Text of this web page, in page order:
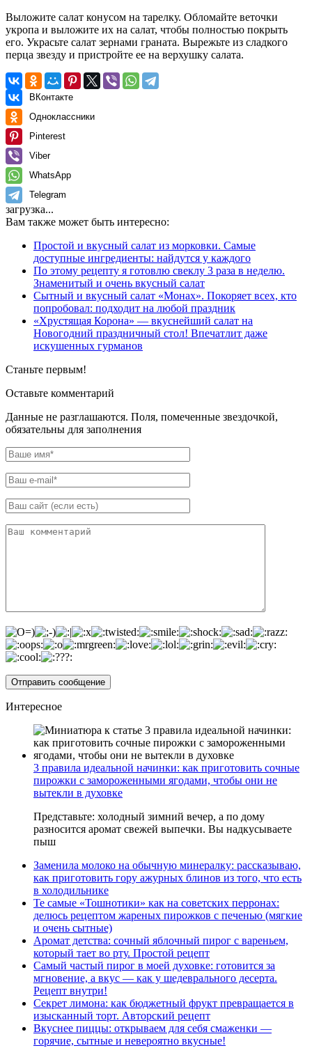
Выложите салат конусом на тарелку. Обломайте веточки
укропа и выложите их на салат, чтобы полностью покрыть
его. Украсьте салат зернами граната. Вырежьте из сладкого
перца звезду и пристройте ее на верхушку салата.
ВКонтакте
Одноклассники
Pinterest
Viber
WhatsApp
Telegram
загрузка...
Вам также может быть интересно:
Простой и вкусный салат из морковки. Самые
доступные ингредиенты: найдутся у каждого
По этому рецепту я готовлю свеклу 3 раза в неделю.
Знаменитый и очень вкусный салат
Сытный и вкусный салат «Монах». Покоряет всех, кто
попробовал: подходит на любой праздник
«Хрустящая Корона» — вкуснейший салат на
Новогодний праздничный стол! Впечатлит даже
искушенных гурманов
Станьте первым!
Оставьте комментарий
Данные не разглашаются. Поля, помеченные звездочкой,
обязательны для заполнения
Интересное
3 правила идеальной начинки: как приготовить сочные
пирожки с замороженными ягодами, чтобы они не
вытекли в духовке
Представьте: холодный зимний вечер, а по дому
разносится аромат свежей выпечки. Вы надкусываете
пыш
Заменила молоко на обычную минералку: рассказываю,
как приготовить гору ажурных блинов из того, что есть
в холодильнике
Те самые «Тошнотики» как на советских перронах:
делюсь рецептом жареных пирожков с печенью (мягкие
и очень сытные)
Аромат детства: сочный яблочный пирог с вареньем,
который тает во рту. Простой рецепт
Самый частый пирог в моей духовке: готовится за
мгновение, а вкус — как у шедеврального десерта.
Рецепт внутри!
Секрет лимона: как бюджетный фрукт превращается в
изысканный торт. Авторский рецепт
Вкуснее пиццы: открываем для себя смаженки —
горячие, сытные и невероятно вкусные!